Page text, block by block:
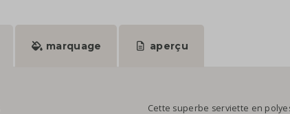
marquage aperçu
Cette superbe serviette en